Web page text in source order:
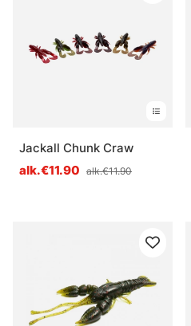
Jackall Chunk Craw
alk.€11.90 alk.€11.90